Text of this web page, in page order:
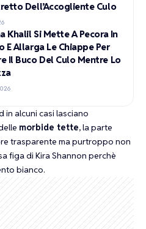
Dell’Accogliente Culo
Khalil Si Mette A Pecora In
E Allarga Le Chiappe Per
Il Buco Del Culo Mentre Lo
in alcuni casi lasciano
morbide tette, la parte
trasparente ma purtroppo non
figa di Kira Shannon perchè
bianco.